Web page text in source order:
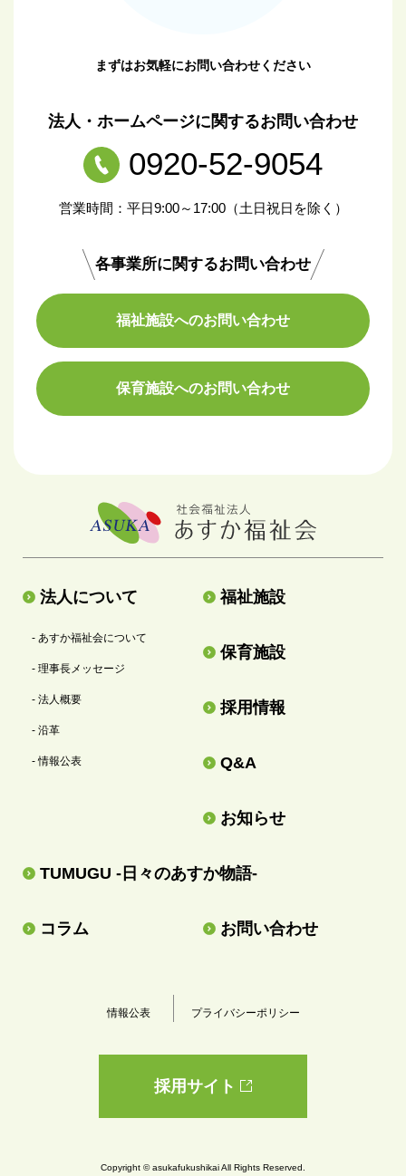
まずはお気軽にお問い合わせください
法人・ホームページに関するお問い合わせ
0920-52-9054
営業時間：平日9:00～17:00（土日祝日を除く）
各事業所に関するお問い合わせ
福祉施設へのお問い合わせ
保育施設へのお問い合わせ
法人について
- あすか福祉会について
- 理事長メッセージ
- 法人概要
- 沿革
- 情報公表
福祉施設
保育施設
採用情報
Q&A
お知らせ
TUMUGU -日々のあすか物語-
コラム お問い合わせ
情報公表 プライバシーポリシー
採用サイト
Copyright © asukafukushikai All Rights Reserved.